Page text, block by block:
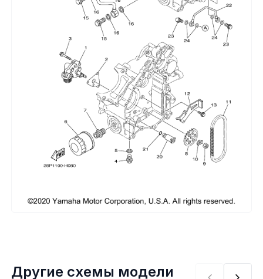
Топливная система
Тормозная система
Трансмиссия
Управление
Хранение и перевозка
Шноркели
Электрика
Другие схемы модели